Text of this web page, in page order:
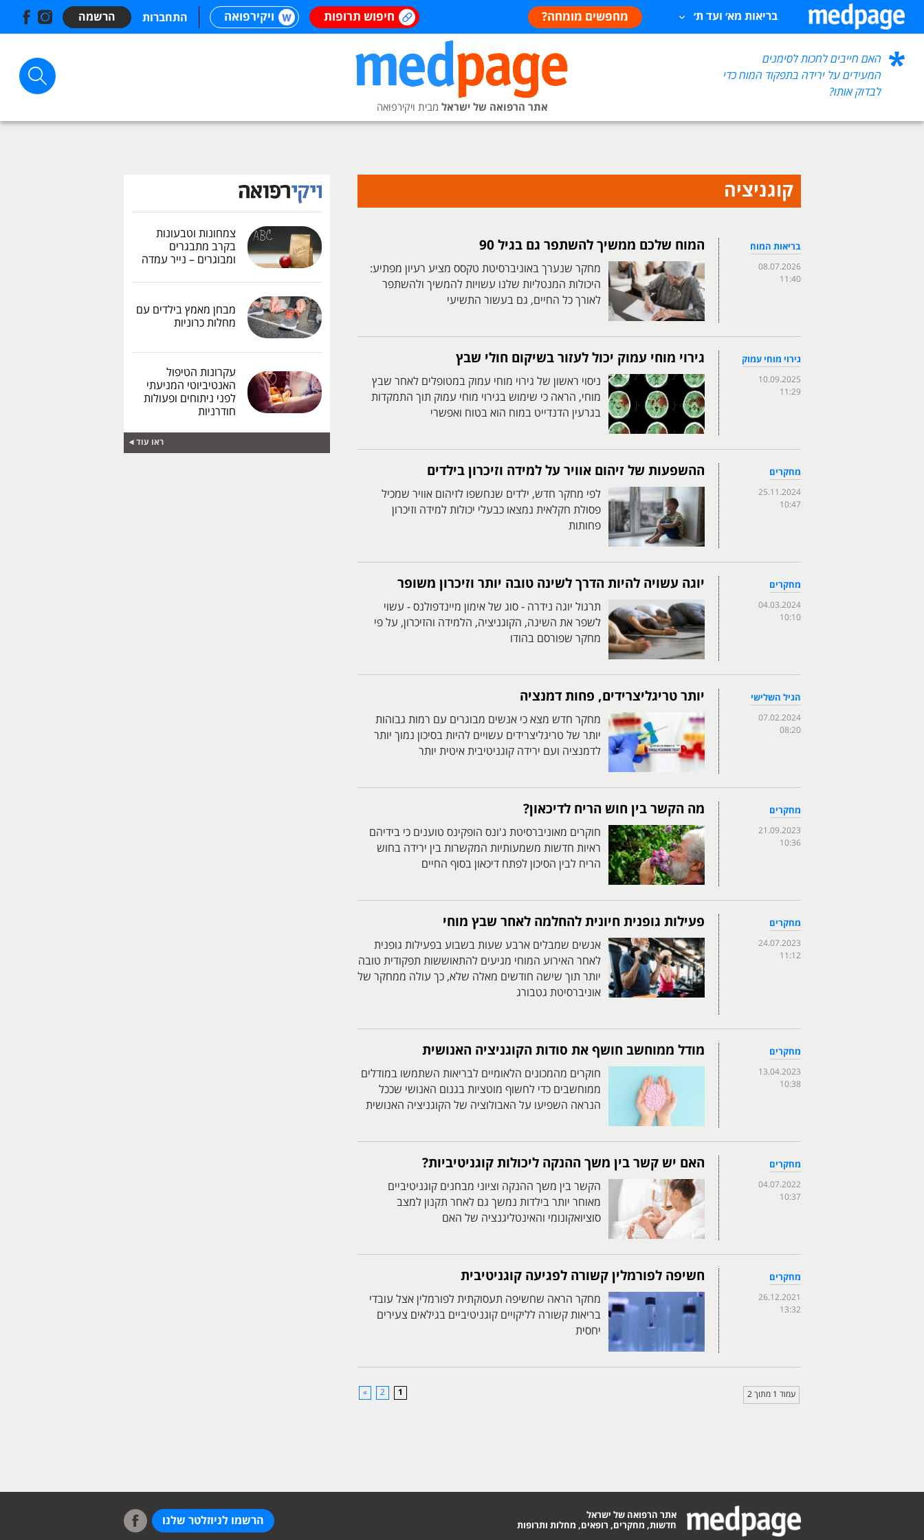
בריאות מא׳ ועד ת׳ מחפשים מומחה? חיפוש תרופות ויקירפואה התחברות הרשמה
האם חייבים לחכות לסימנים
המעידים על ירידה בתפקוד המוח כדי
לבדוק אותו?
אתר הרפואה של ישראל מבית ויקירפואה
קוגניציה
בריאות המוח
08.07.2026
11:40
המוח שלכם ממשיך להשתפר גם בגיל 90
מחקר שנערך באוניברסיטת טקסס מציע רעיון מפתיע:
היכולות המנטליות שלנו עשויות להמשיך ולהשתפר
לאורך כל החיים, גם בעשור התשיעי
גירוי מוחי עמוק
10.09.2025
11:29
גירוי מוחי עמוק יכול לעזור בשיקום חולי שבץ
ניסוי ראשון של גירוי מוחי עמוק במטופלים לאחר שבץ
מוחי, הראה כי שימוש בגירוי מוחי עמוק תוך התמקדות
בגרעין הדנדייט במוח הוא בטוח ואפשרי
מחקרים
25.11.2024
10:47
ההשפעות של זיהום אוויר על למידה וזיכרון בילדים
לפי מחקר חדש, ילדים שנחשפו לזיהום אוויר שמכיל
פסולת חקלאית נמצאו כבעלי יכולות למידה וזיכרון
פחותות
מחקרים
04.03.2024
10:10
יוגה עשויה להיות הדרך לשינה טובה יותר וזיכרון משופר
תרגול יוגה נידרה - סוג של אימון מיינדפולנס - עשוי
לשפר את השינה, הקוגניציה, הלמידה והזיכרון, על פי
מחקר שפורסם בהודו
הגיל השלישי
07.02.2024
08:20
יותר טריגליצרידים, פחות דמנציה
מחקר חדש מצא כי אנשים מבוגרים עם רמות גבוהות
יותר של טריגליצרידים עשויים להיות בסיכון נמוך יותר
לדמנציה ועם ירידה קוגניטיבית איטית יותר
מחקרים
21.09.2023
10:36
מה הקשר בין חוש הריח לדיכאון?
חוקרים מאוניברסיטת ג'ונס הופקינס טוענים כי בידיהם
ראיות חדשות משמעותיות המקשרות בין ירידה בחוש
הריח לבין הסיכון לפתח דיכאון בסוף החיים
מחקרים
24.07.2023
11:12
פעילות גופנית חיונית להחלמה לאחר שבץ מוחי
אנשים שמבלים ארבע שעות בשבוע בפעילות גופנית
לאחר האירוע המוחי מגיעים להתאוששות תפקודית טובה
יותר תוך שישה חודשים מאלה שלא, כך עולה ממחקר של
אוניברסיטת גטבורג
מחקרים
13.04.2023
10:38
מודל ממוחשב חושף את סודות הקוגניציה האנושית
חוקרים מהמכונים הלאומיים לבריאות השתמשו במודלים
ממוחשבים כדי לחשוף מוטציות בגנום האנושי שככל
הנראה השפיעו על האבולוציה של הקוגניציה האנושית
מחקרים
04.07.2022
10:37
האם יש קשר בין משך ההנקה ליכולות קוגניטיביות?
הקשר בין משך ההנקה וציוני מבחנים קוגניטיביים
מאוחר יותר בילדות נמשך גם לאחר תקנון למצב
סוציואקונומי והאינטליגנציה של האם
מחקרים
26.12.2021
13:32
חשיפה לפורמלין קשורה לפגיעה קוגניטיבית
מחקר הראה שחשיפה תעסוקתית לפורמלין אצל עובדי
בריאות קשורה לליקויים קוגניטיביים בגילאים צעירים
יחסית
עמוד 1 מתוך 2 1
2
»
צמחונות וטבעונות
בקרב מתבגרים
ומבוגרים – נייר עמדה
מבחן מאמץ בילדים עם
מחלות כרוניות
עקרונות הטיפול
האנטיביוטי המניעתי
לפני ניתוחים ופעולות
חודרניות
ראו עוד
אתר הרפואה של ישראל
חדשות, מחקרים, רופאים, מחלות ותרופות
הרשמו לניוזלטר שלנו